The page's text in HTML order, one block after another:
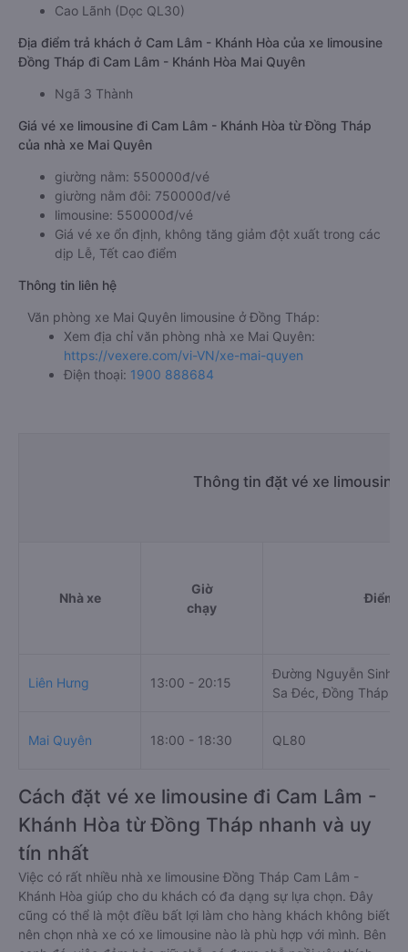
Cao Lãnh (Dọc QL30)
Địa điểm trả khách ở Cam Lâm - Khánh Hòa của xe limousine
Đồng Tháp đi Cam Lâm - Khánh Hòa Mai Quyên
Ngã 3 Thành
Giá vé xe limousine đi Cam Lâm - Khánh Hòa từ Đồng Tháp
của nhà xe Mai Quyên
giường nằm: 550000đ/vé
giường nằm đôi: 750000đ/vé
limousine: 550000đ/vé
Giá vé xe ổn định, không tăng giảm đột xuất trong các
dịp Lễ, Tết cao điểm
Thông tin liên hệ
Văn phòng xe Mai Quyên limousine ở Đồng Tháp:
Xem địa chỉ văn phòng nhà xe Mai Quyên:
https://vexere.com/vi-VN/xe-mai-quyen
Điện thoại: 1900 888684
Thông tin đặt vé xe limousine
Nhà xe
Giờ
chạy
Điểm
Liên Hưng 13:00 - 20:15
Đường Nguyễn Sinh
Sa Đéc, Đồng Tháp,
Mai Quyên 18:00 - 18:30 QL80
Cách đặt vé xe limousine đi Cam Lâm -
Khánh Hòa từ Đồng Tháp nhanh và uy
tín nhất
Việc có rất nhiều nhà xe limousine Đồng Tháp Cam Lâm -
Khánh Hòa giúp cho du khách có đa dạng sự lựa chọn. Đây
cũng có thể là một điều bất lợi làm cho hàng khách không biết
nên chọn nhà xe có xe limousine nào là phù hợp với mình. Bên